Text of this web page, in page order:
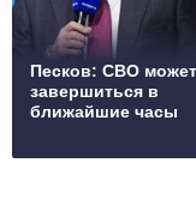
Песков: СВО может
завершиться в
ближайшие часы